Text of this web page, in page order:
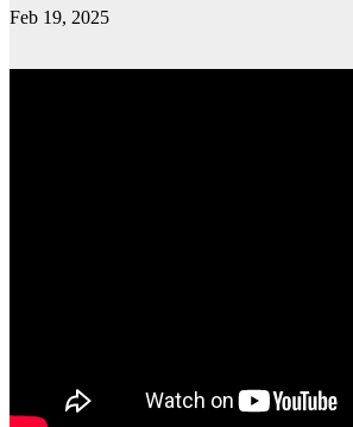
Feb 19, 2025